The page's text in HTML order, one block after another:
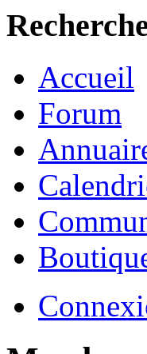
Accueil
Forum